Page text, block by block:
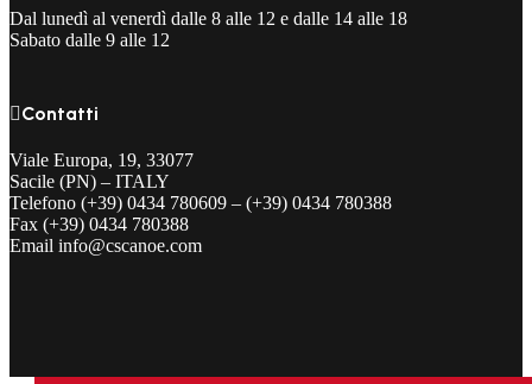
Dal lunedì al venerdì dalle 8 alle 12 e dalle 14 alle 18
Sabato dalle 9 alle 12
Contatti
Viale Europa, 19, 33077
Sacile (PN) – ITALY
Telefono (+39) 0434 780609 – (+39) 0434 780388
Fax (+39) 0434 780388
Email info@cscanoe.com